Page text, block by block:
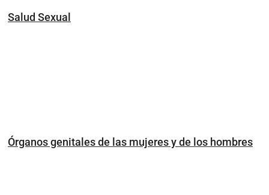
Salud Sexual
Órganos genitales de las mujeres y de los hombres